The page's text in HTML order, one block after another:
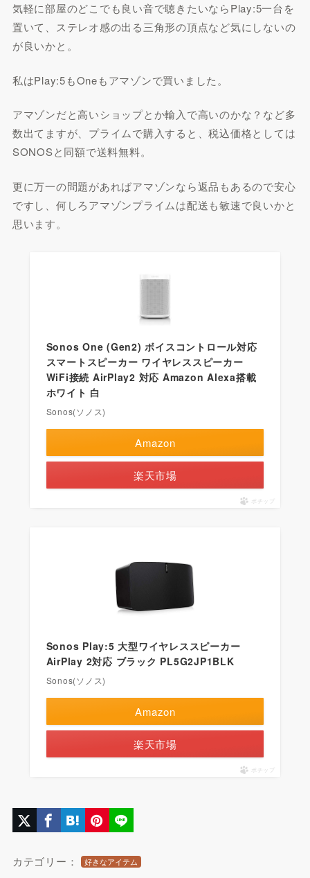
気軽に部屋のどこでも良い音で聴きたいならPlay:5一台を
置いて、ステレオ感の出る三角形の頂点など気にしないの
が良いかと。
私はPlay:5もOneもアマゾンで買いました。
アマゾンだと高いショップとか輸入で高いのかな？など多
数出てますが、プライムで購入すると、税込価格としては
SONOSと同額で送料無料。
更に万一の問題があればアマゾンなら返品もあるので安心
ですし、何しろアマゾンプライムは配送も敏速で良いかと
思います。
Sonos One (Gen2) ボイスコントロール対応
スマートスピーカー ワイヤレススピーカー
WiFi接続 AirPlay2 対応 Amazon Alexa搭載
ホワイト 白
Sonos(ソノス)
Amazon
楽天市場
ポチップ
Sonos Play:5 大型ワイヤレススピーカー
AirPlay 2対応 ブラック PL5G2JP1BLK
Sonos(ソノス)
Amazon
楽天市場
ポチップ
カテゴリー： 好きなアイテム